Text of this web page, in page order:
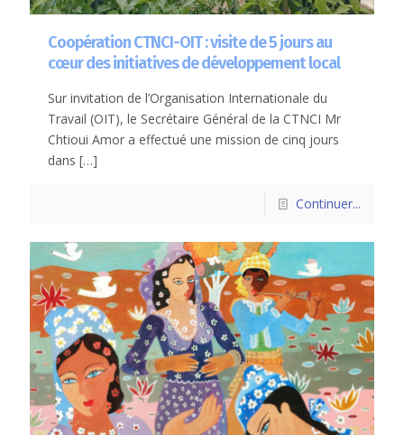
Coopération CTNCI-OIT : visite de 5 jours au
cœur des initiatives de développement local
Sur invitation de l’Organisation Internationale du
Travail (OIT), le Secrétaire Général de la CTNCI Mr
Chtioui Amor a effectué une mission de cinq jours
dans […]
Continuer...